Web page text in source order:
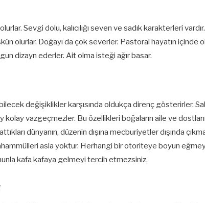
Sevgi dolu, kalıcılığı seven ve sadık karakterleri vardır.
olurlar. Doğayı da çok severler. Pastoral hayatın içinde
dizayn ederler. Ait olma isteği ağır basar.
değişiklikler karşısında oldukça direnç gösterirler.
kolay vazgeçmezler. Bu özellikleri boğaların aile ve
dünyanın, düzenin dışına mecburiyetler dışında
asla yoktur. Herhangi bir otoriteye boyun
kafa kafaya gelmeyi tercih etmezsiniz.